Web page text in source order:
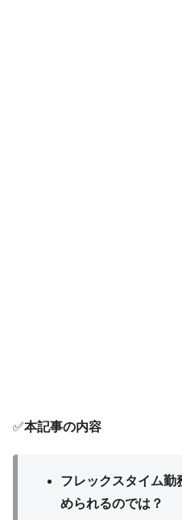
✅本記事の内容
フレックスタイム勤
められるのでは？